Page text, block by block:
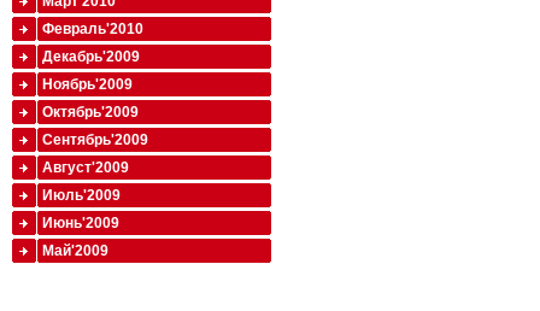
Февраль'2010
Декабрь'2009
Ноябрь'2009
Октябрь'2009
Сентябрь'2009
Август'2009
Июль'2009
Июнь'2009
Май'2009